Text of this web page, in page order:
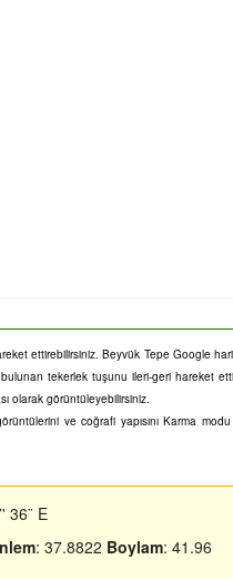
ettirebilirsiniz. Beyvük Tepe Google
tekerlek tuşunu ileri-geri hareket
olarak görüntüleyebilirsiniz.
ve coğrafi yapısını Karma
36¨ E
: 37.8822 Boylam: 41.96